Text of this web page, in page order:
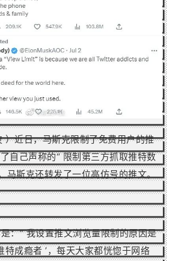
）近日，马斯克限制了免费用户的推
自己声称的“限制第三方抓取推特数
马斯克还转发了一位高仿号的推文。
：“ 我设置推文浏览量限制的原因是
特成瘾者 ’，每天大家都恍惚于网络